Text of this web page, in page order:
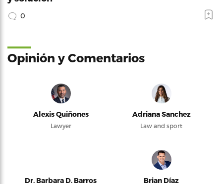
0
Opinión y Comentarios
Alexis Quiñones
Lawyer
Adriana Sanchez
Law and sport
Dr. Barbara D. Barros Brian Díaz